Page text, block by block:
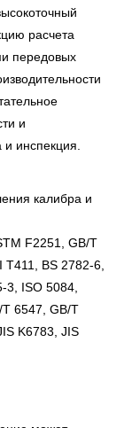
расчета
передовых
и
и инспекция.
калибра и
F2251, GB/T
T411, BS 2782-6,
3, ISO 5084,
6547, GB/T
K6783, JIS